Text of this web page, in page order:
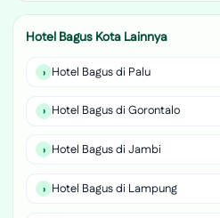
Hotel Bagus Kota Lainnya
Hotel Bagus di Palu
Hotel Bagus di Gorontalo
Hotel Bagus di Jambi
Hotel Bagus di Lampung